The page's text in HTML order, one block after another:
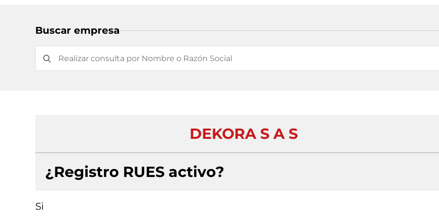
Buscar empresa
DEKORA S A S
¿Registro RUES activo?
Si